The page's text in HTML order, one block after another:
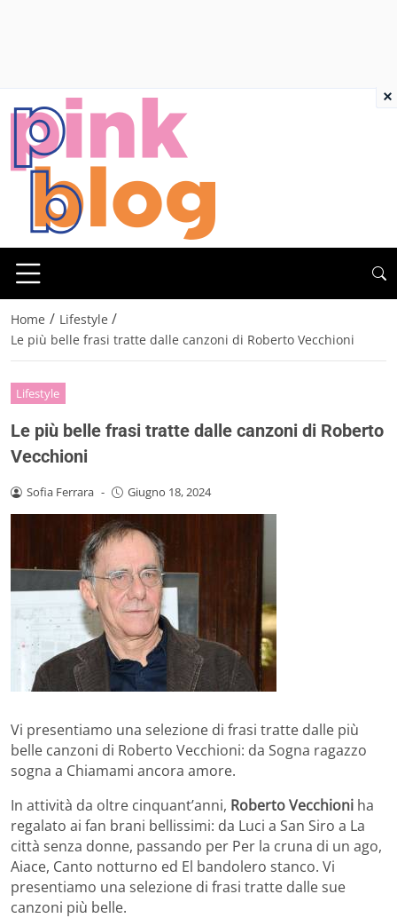
Home / Lifestyle /
Le più belle frasi tratte dalle canzoni di Roberto Vecchioni
Lifestyle
Le più belle frasi tratte dalle canzoni di Roberto
Vecchioni
Sofia Ferrara - Giugno 18, 2024
Vi presentiamo una selezione di frasi tratte dalle più
belle canzoni di Roberto Vecchioni: da Sogna ragazzo
sogna a Chiamami ancora amore.
In attività da oltre cinquant’anni, Roberto Vecchioni ha
regalato ai fan brani bellissimi: da Luci a San Siro a La
città senza donne, passando per Per la cruna di un ago,
Aiace, Canto notturno ed El bandolero stanco. Vi
presentiamo una selezione di frasi tratte dalle sue
canzoni più belle.
×